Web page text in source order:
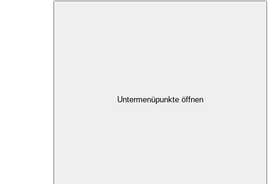
Untermenüpunkte öffnen